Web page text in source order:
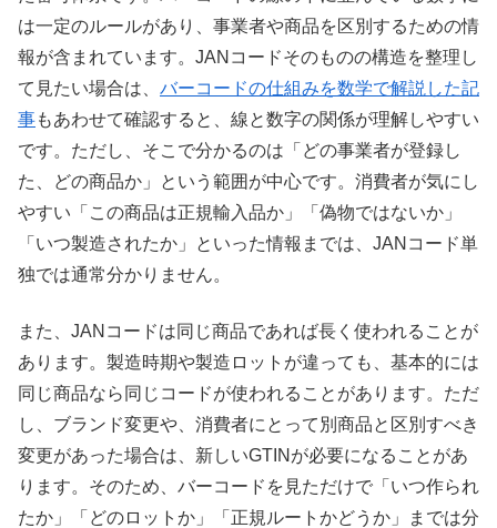
は一定のルールがあり、事業者や商品を区別するための情
報が含まれています。JANコードそのものの構造を整理し
て見たい場合は、 バーコードの仕組みを数学で解説した記
事もあわせて確認すると、線と数字の関係が理解しやすい
です。ただし、そこで分かるのは「どの事業者が登録し
た、どの商品か」という範囲が中心です。消費者が気にし
やすい「この商品は正規輸入品か」「偽物ではないか」
「いつ製造されたか」といった情報までは、JANコード単
独では通常分かりません。
また、JANコードは同じ商品であれば長く使われることが
あります。製造時期や製造ロットが違っても、基本的には
同じ商品なら同じコードが使われることがあります。ただ
し、ブランド変更や、消費者にとって別商品と区別すべき
変更があった場合は、新しいGTINが必要になることがあ
ります。そのため、バーコードを見ただけで「いつ作られ
たか」「どのロットか」「正規ルートかどうか」までは分